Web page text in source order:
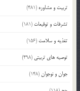
تربیت و مشاوره (481)
تشرفات و توقیعات (181)
تغذیه و سلامت (156)
توصیه های تربیتی (498)
جوان و نوجوان(148)